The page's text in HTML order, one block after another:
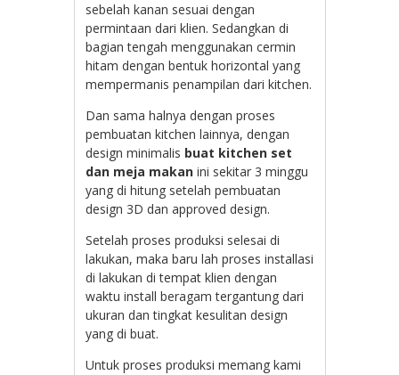
sebelah kanan sesuai dengan
permintaan dari klien. Sedangkan di
bagian tengah menggunakan cermin
hitam dengan bentuk horizontal yang
mempermanis penampilan dari kitchen.
Dan sama halnya dengan proses
pembuatan kitchen lainnya, dengan
design minimalis buat kitchen set
dan meja makan ini sekitar 3 minggu
yang di hitung setelah pembuatan
design 3D dan approved design.
Setelah proses produksi selesai di
lakukan, maka baru lah proses installasi
di lakukan di tempat klien dengan
waktu install beragam tergantung dari
ukuran dan tingkat kesulitan design
yang di buat.
Untuk proses produksi memang kami